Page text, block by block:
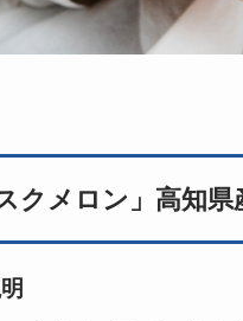
スクメロン」高知